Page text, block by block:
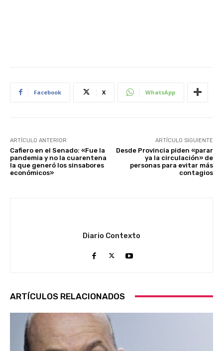
Facebook X WhatsApp
ARTÍCULO ANTERIOR
Cafiero en el Senado: «Fue la
pandemia y no la cuarentena
la que generó los sinsabores
económicos»
ARTÍCULO SIGUIENTE
Desde Provincia piden «parar
ya la circulación» de
personas para evitar más
contagios
Diario Contexto
ARTÍCULOS RELACIONADOS